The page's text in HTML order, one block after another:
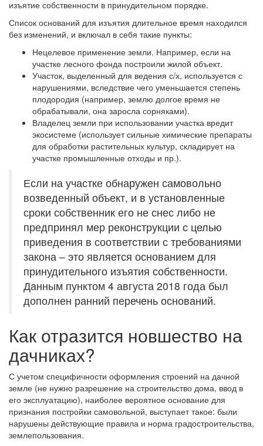
изъятие собственности в принудительном порядке.
Список оснований для изъятия длительное время находился
без изменений, и включал в себя такие пункты:
Нецелевое применение земли. Например, если на
участке лесного фонда построили жилой объект.
Участок, выделенный для ведения с/х, используется с
нарушениями, вследствие чего уменьшается степень
плодородия (например, землю долгое время не
обрабатывали, она заросла сорняками).
Владелец земли при использовании участка вредит
экосистеме (использует сильные химические препараты
для обработки растительных культур, складирует на
участке промышленные отходы и пр.).
Если на участке обнаружен самовольно
возведенный объект, и в установленные
сроки собственник его не снес либо не
предпринял мер реконструкции с целью
приведения в соответствии с требованиями
закона – это является основанием для
принудительного изъятия собственности.
Данным пунктом 4 августа 2018 года был
дополнен ранний перечень оснований.
Как отразится новшество на
дачниках?
С учетом специфичности оформления строений на дачной
земле (не нужно разрешение на строительство дома, ввод в
его эксплуатацию), наиболее вероятное основание для
признания постройки самовольной, выступает такое: были
нарушены действующие правила и норма градостроительства,
землепользования.